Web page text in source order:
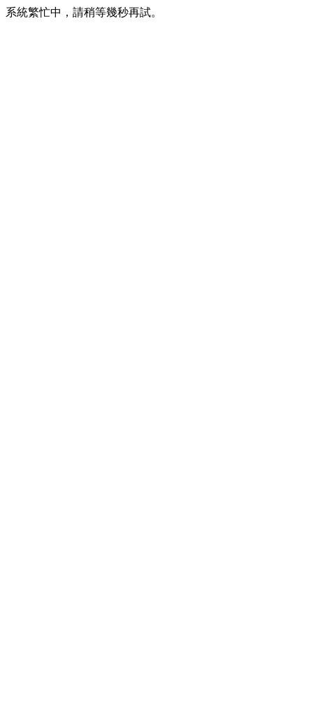
系統繁忙中，請稍等幾秒再試。